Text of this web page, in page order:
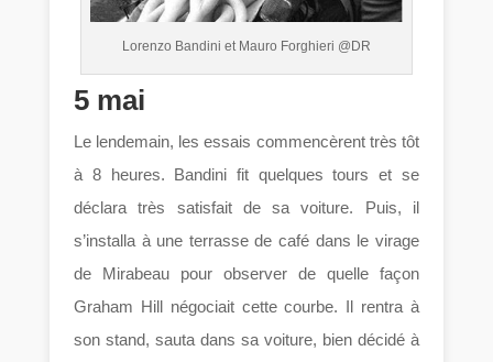
Lorenzo Bandini et Mauro Forghieri @DR
5 mai
Le lendemain, les essais commencèrent très tôt
à 8 heures. Bandini fit quelques tours et se
déclara très satisfait de sa voiture. Puis, il
s’installa à une terrasse de café dans le virage
de Mirabeau pour observer de quelle façon
Graham Hill négociait cette courbe. Il rentra à
son stand, sauta dans sa voiture, bien décidé à